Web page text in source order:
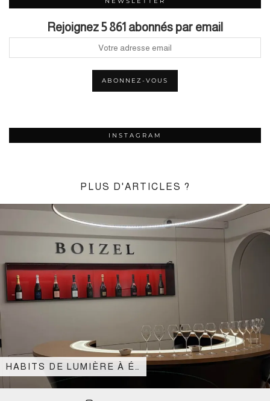
Rejoignez 5 861 abonnés par email
INSTAGRAM
PLUS D'ARTICLES ?
HABITS DE LUMIÈRE À É…